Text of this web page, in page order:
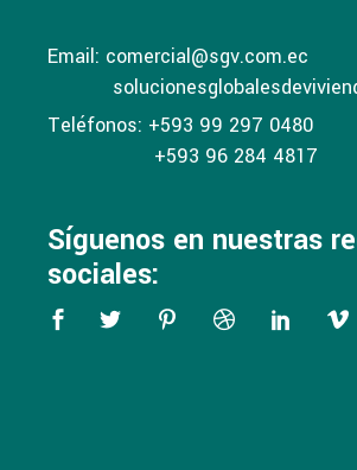
Email: comercial@sgv.com.ec
Teléfonos: +593 99 297 0480
+593 96 284 4817
Síguenos en nuestras
sociales: